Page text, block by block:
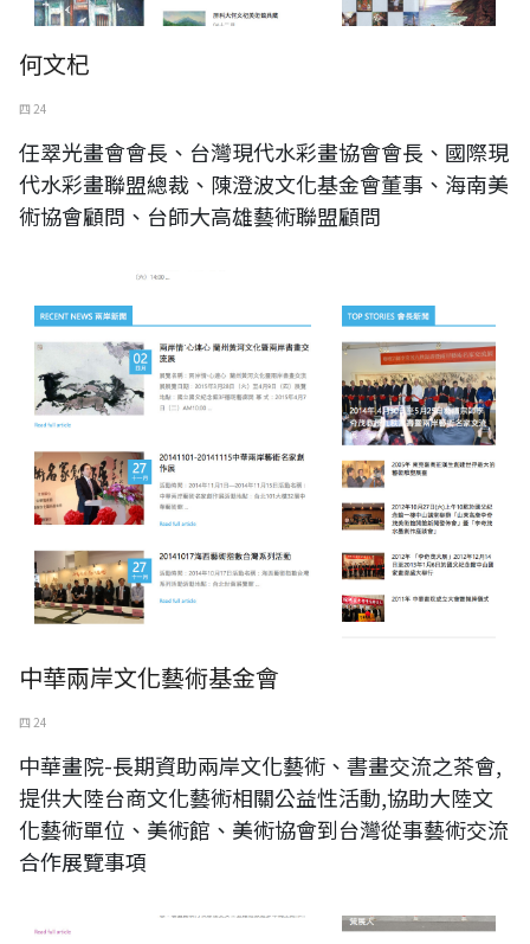
何文杞
四 24
任翠光畫會會長、台灣現代水彩畫協會會長、國際現
代水彩畫聯盟總裁、陳澄波文化基金會董事、海南美
術協會顧問、台師大高雄藝術聯盟顧問
中華兩岸文化藝術基金會
四 24
中華畫院-長期資助兩岸文化藝術、書畫交流之茶會,
提供大陸台商文化藝術相關公益性活動,協助大陸文
化藝術單位、美術館、美術協會到台灣從事藝術交流
合作展覽事項